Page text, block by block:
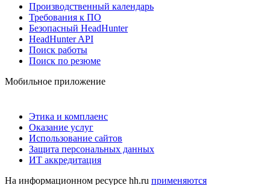
Производственный календарь
Требования к ПО
Безопасный HeadHunter
HeadHunter API
Поиск работы
Поиск по резюме
Мобильное приложение
Этика и комплаенс
Оказание услуг
Использование сайтов
Защита персональных данных
ИТ аккредитация
На информационном ресурсе hh.ru применяются